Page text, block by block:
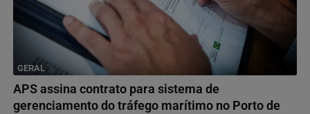
GERAL
APS assina contrato para sistema de
gerenciamento do tráfego marítimo no Porto de